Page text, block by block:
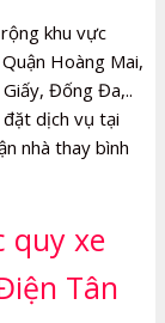
khu vực
Hoàng Mai,
Đống Đa,..
đặt dịch vụ tại
nhà thay bình
quy xe
Tân